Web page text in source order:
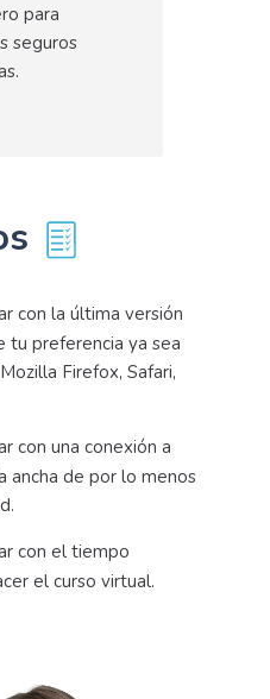
para
seguros
con la última versión
tu preferencia ya sea
Firefox, Safari,
con una conexión a
ancha de por lo menos
con el tiempo
el curso virtual.